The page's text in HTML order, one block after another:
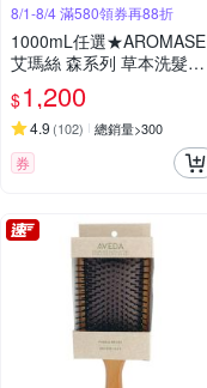
8/1-8/4 滿580領券再88折
1000mL任選★AROMASE
艾瑪絲 森系列 草本洗髮精
控油/去屑/豐盈/舒敏 (9款)
$1,200
4.9 (102) 總銷量>300
券